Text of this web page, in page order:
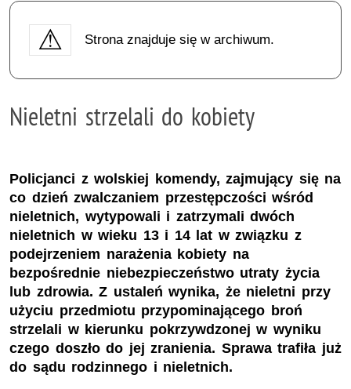
Strona znajduje się w archiwum.
Nieletni strzelali do kobiety
Policjanci z wolskiej komendy, zajmujący się na
co dzień zwalczaniem przestępczości wśród
nieletnich, wytypowali i zatrzymali dwóch
nieletnich w wieku 13 i 14 lat w związku z
podejrzeniem narażenia kobiety na
bezpośrednie niebezpieczeństwo utraty życia
lub zdrowia. Z ustaleń wynika, że nieletni przy
użyciu przedmiotu przypominającego broń
strzelali w kierunku pokrzywdzonej w wyniku
czego doszło do jej zranienia. Sprawa trafiła już
do sądu rodzinnego i nieletnich.